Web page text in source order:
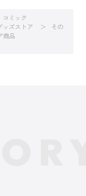
コミック
ッズストア
その
商品